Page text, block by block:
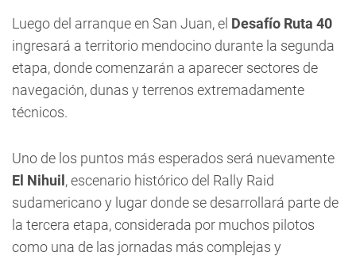
Luego del arranque en San Juan, el Desafío Ruta 40
ingresará a territorio mendocino durante la segunda
etapa, donde comenzarán a aparecer sectores de
navegación, dunas y terrenos extremadamente
técnicos.
Uno de los puntos más esperados será nuevamente
El Nihuil , escenario histórico del Rally Raid
sudamericano y lugar donde se desarrollará parte de
la tercera etapa, considerada por muchos pilotos
como una de las jornadas más complejas y